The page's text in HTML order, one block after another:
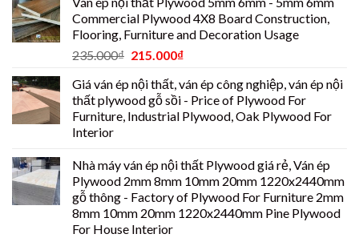
Commercial Plywood 4X8 Board Construction,
Flooring, Furniture and Decoration Usage
235.000₫ 215.000₫
Giá ván ép nội thất, ván ép công nghiệp, ván ép nội
thất plywood gỗ sồi - Price of Plywood For
Furniture, Industrial Plywood, Oak Plywood For
Interior
Nhà máy ván ép nội thất Plywood giá rẻ, Ván ép
Plywood 2mm 8mm 10mm 20mm 1220x2440mm
gỗ thông - Factory of Plywood For Furniture 2mm
8mm 10mm 20mm 1220x2440mm Pine Plywood
For House Interior